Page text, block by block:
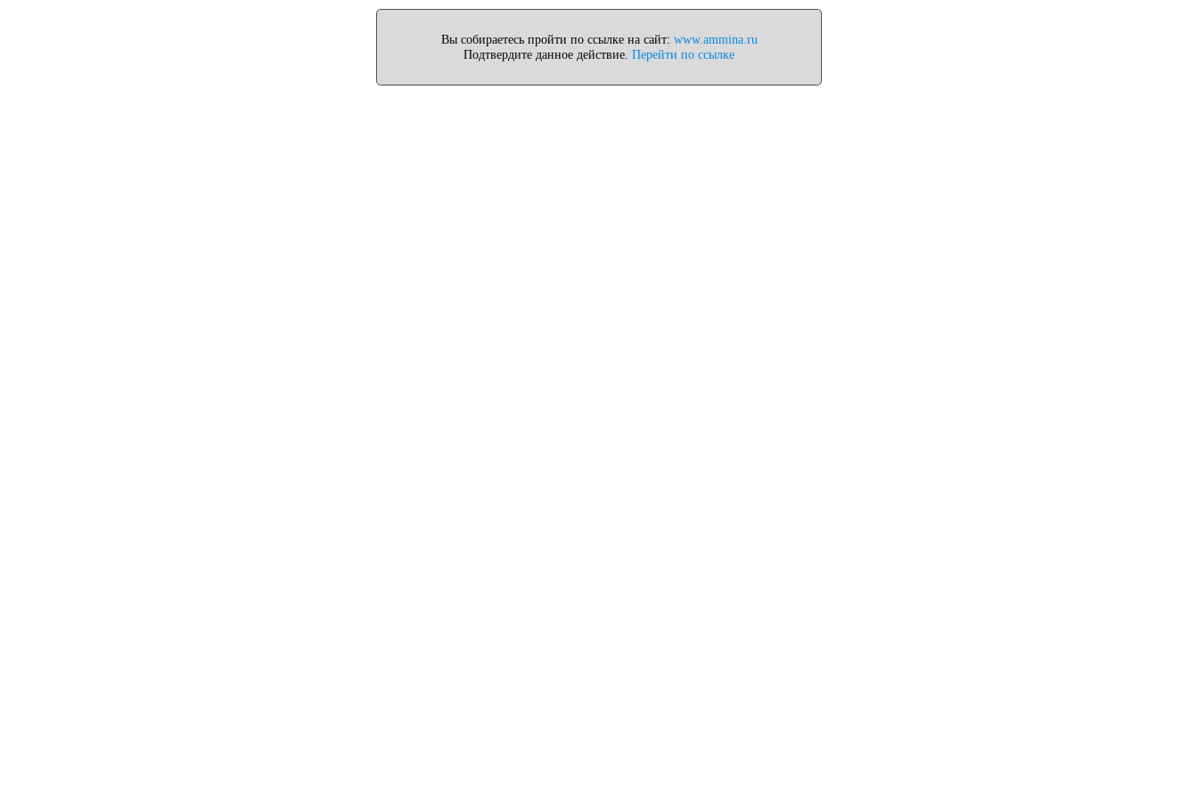
Вы собираетесь пройти по ссылке на сайт: www.ammina.ru
Подтвердите данное действие. Перейти по ссылке